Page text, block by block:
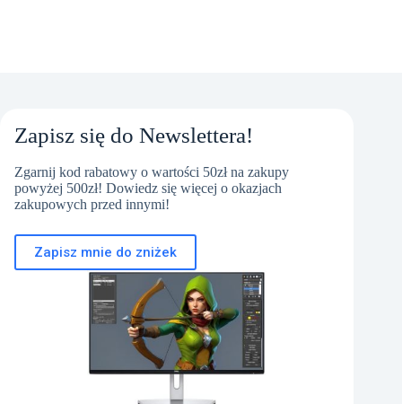
Zapisz się do Newslettera!
Zgarnij kod rabatowy o wartości 50zł na zakupy
powyżej 500zł! Dowiedz się więcej o okazjach
zakupowych przed innymi!
Zapisz mnie do zniżek